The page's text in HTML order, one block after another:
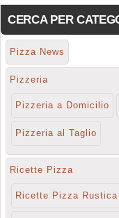
CERCA PER
Pizza News
Pizzeria
Pizzeria a Domicilio
Pizzeria al Taglio
Ricette Pizza
Ricette Pizza Rustica